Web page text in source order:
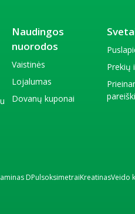
Naudingos
nuorodos
Vaistinės
Lojalumas
Dovanų kuponai
Prekių
DPulsoksimetraiKreatinasVeido